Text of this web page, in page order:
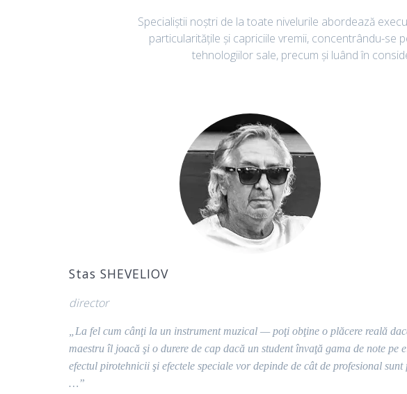
Specialiştii noştri de la toate nivelurile abordează
particularităţile şi capriciile vremii, concentrându-se
tehnologiilor sale, precum şi luând în
Stas SHEVELIOV
director
„La fel cum cânţi la un instrument muzical — poţi obţine o plăcere reală
maestru îl joacă şi o durere de cap dacă un student învaţă gama de note pe
efectul pirotehnicii şi efectele speciale vor depinde de cât de profesional sunt
…”